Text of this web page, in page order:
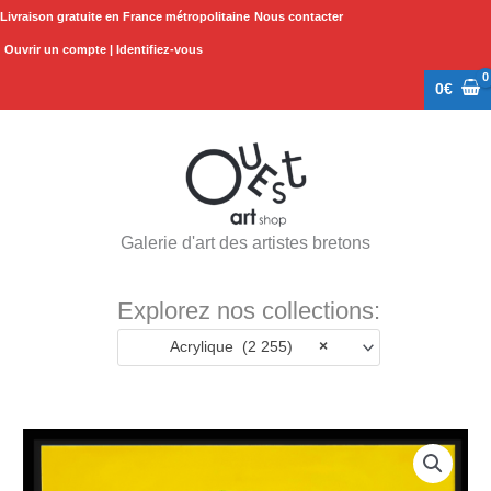
Aller
Livraison gratuite en France métropolitaine Nous contacter
Ouvrir un compte | Identifiez-vous
0€
Galerie d'art des artistes bretons
Explorez nos collections:
×
Acrylique (2 255)
quantité